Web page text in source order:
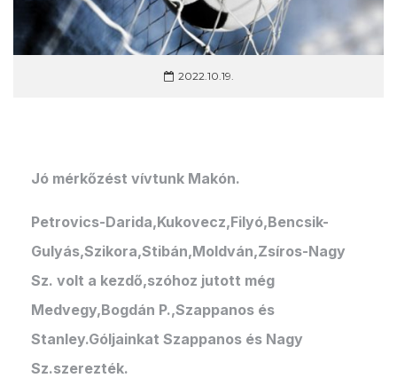
2022.10.19.
Jó mérkőzést vívtunk Makón.
Petrovics-Darida,Kukovecz,Filyó,Bencsik-
Gulyás,Szikora,Stibán,Moldván,Zsíros-Nagy
Sz. volt a kezdő,szóhoz jutott még
Medvegy,Bogdán P.,Szappanos és
Stanley.Góljainkat Szappanos és Nagy
Sz.szerezték.